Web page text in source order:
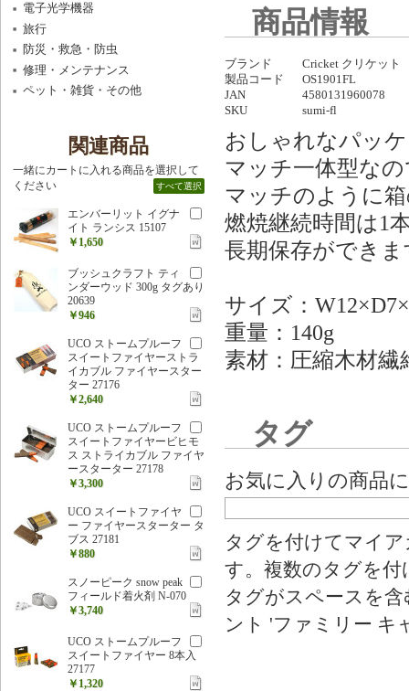
商品情報
ブランド
Cricket クリケット
製品コード
OS1901FL
JAN
4580131960078
SKU
sumi-fl
おしゃれなパッ
マッチ一体型な
マッチのように
燃焼継続時間は1
長期保存ができま
サイズ：
重量：140g
素材：圧縮木材
タグ
お気に入りの商品
タグを付けてマイ
す。複数のタグを
タグがスペースを
ント 'ファミリー キ
電子光学機器
旅行
防災・救急・防虫
修理・メンテナンス
ペット・雑貨・その他
関連商品
一緒にカートに入れる商品を選択して
ください
すべて選択
エンバーリット イグナ
イト ランシス 15107
￥1,650
ブッシュクラフト ティ
ンダーウッド 300g タグあり
20639
￥946
UCO ストームプルーフ
スイートファイヤーストラ
イカブル ファイヤースター
ター 27176
￥2,640
UCO ストームプルーフ
スイートファイヤービヒモ
ス ストライカブル ファイヤ
ースターター 27178
￥3,300
UCO スイートファイヤ
ー ファイヤースターター タ
ブス 27181
￥880
スノーピーク snow peak
フィールド着火剤 N-070
￥3,740
UCO ストームプルーフ
スイートファイヤー 8本入
27177
￥1,320